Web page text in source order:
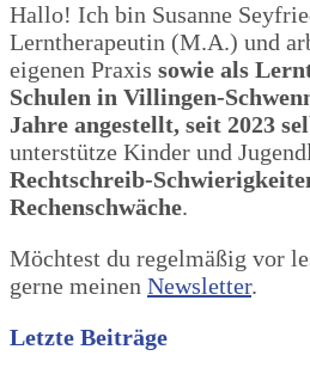
Hallo! Ich bin Susanne
Lerntherapeutin (M.A.) und
eigenen Praxis sowie als
Schulen in Villingen-
Jahre angestellt, seit 2023
unterstütze Kinder und
Rechtschreib-
Rechenschwäche.
Möchtest du regelmäßig vor
gerne meinen Newsletter.
Letzte Beiträge